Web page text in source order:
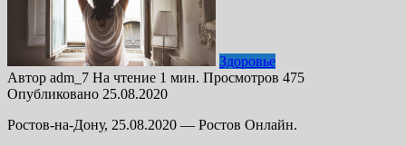
Здоровье
Автор adm_7 На чтение 1 мин. Просмотров 475
Опубликовано 25.08.2020
Ростов-на-Дону, 25.08.2020 — Ростов Онлайн.